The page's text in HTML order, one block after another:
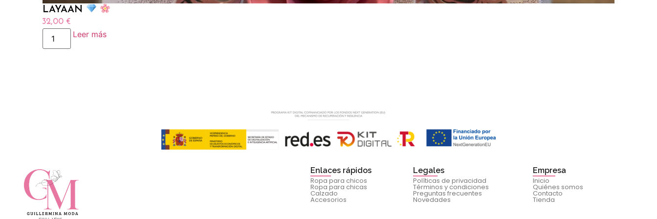
LAYAAN
32,00 €
Leer más
Enlaces rápidos
Ropa para chicos
Ropa para chicas
Calzado
Accesorios
Legales
Políticas de privacidad
Términos y condiciones
Preguntas frecuentes
Novedades
Empresa
Inicio
Quiénes somos
Contacto
Tienda